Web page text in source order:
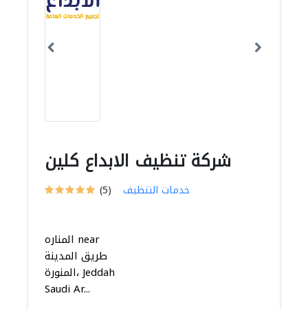
شركة تنظيف الابداع كلين
(5) خدمات التنظيف
المناره near
طريق المدينة
المنورة، Jeddah
Saudi Ar...